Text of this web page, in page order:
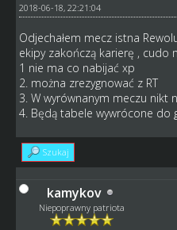
2018-06-18, 22:21:04
Odjechałem mecz istna
ekipy zakończą karierę , cudo
1 nie ma co nabijać xp
2. można zrezygnować z RT
3. W wyrównanym meczu nikt
4. Będą tabele wywrócone do
Szukaj
kamykov
Niepoprawny patriota